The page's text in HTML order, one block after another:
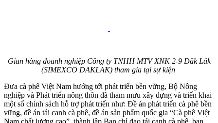
Gian hàng doanh nghiệp Công ty TNHH MTV XNK 2-9 Đắk Lắk
(SIMEXCO DAKLAK) tham gia tại sự kiện
Đưa cà phê Việt Nam hướng tới phát triển bền vững, Bộ Nông
nghiệp và Phát triển nông thôn đã tham mưu xây dựng và triển khai
một số chính sách hỗ trợ phát triển như: Đề án phát triển cà phê bền
vững, đề án tái canh cà phê, đề án sản phẩm quốc gia “Cà phê Việt